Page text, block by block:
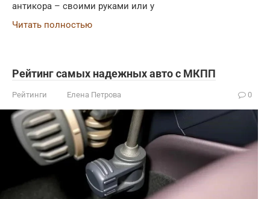
антикора – своими руками или у
Читать полностью
Рейтинг самых надежных авто с МКПП
Рейтинги Елена Петрова 0